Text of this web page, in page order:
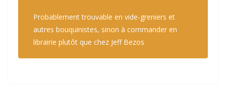
Probablement trouvable en vide-greniers et
autres bouquinistes, sinon à commander en
librairie plutôt que chez Jeff Bezos